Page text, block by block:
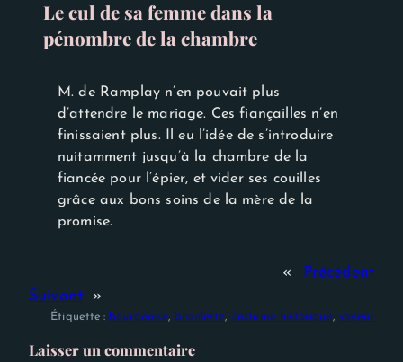
Le cul de sa femme dans la
pénombre de la chambre
M. de Ramplay n’en pouvait plus
d’attendre le mariage. Ces fiançailles n’en
finissaient plus. Il eu l’idée de s’introduire
nuitamment jusqu’à la chambre de la
fiancée pour l’épier, et vider ses couilles
grâce aux bons soins de la mère de la
promise.
«
Précédent
Suivant
»
Étiquette : bourgeoise, branlette, costume historique, voyeur
Laisser un commentaire